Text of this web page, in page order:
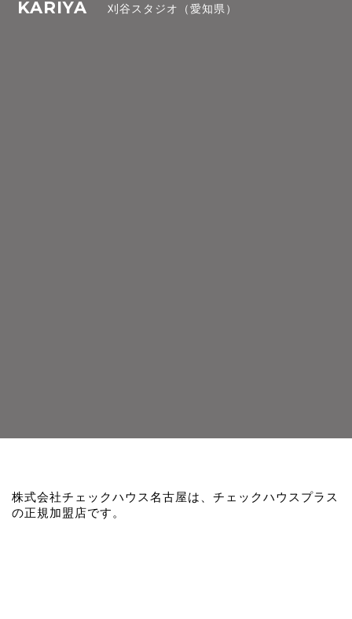
KARIYA 刈谷スタジオ（愛知県）
株式会社チェックハウス名古屋は、チェックハウスプラス
の正規加盟店です。